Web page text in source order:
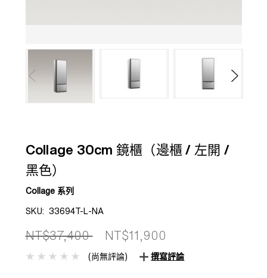
Collage 30cm 鏡櫃（邊櫃 / 左開 /
黑色）
Collage 系列
SKU: 33694T-L-NA
NT$37,400 NT$11,900
(尚無評論) 撰寫評論